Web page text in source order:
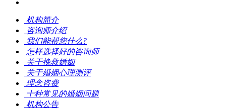
机构简介
咨询师介绍
我们能帮您什么?
怎样选择好的咨询师
关于挽救婚姻
关于婚姻心理测评
理念咨费
十种常见的婚姻问题
机构公告